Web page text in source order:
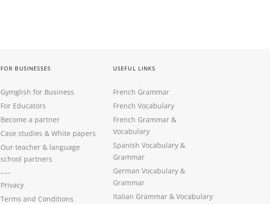
FOR BUSINESSES
Gymglish for Business
For Educators
Become a partner
Case studies & White papers
Our teacher & language
school partners
----
Privacy
Terms and Conditions
USEFUL LINKS
French Grammar
French Vocabulary
French Grammar &
Vocabulary
Spanish Vocabulary &
Grammar
German Vocabulary &
Grammar
Italian Grammar & Vocabulary